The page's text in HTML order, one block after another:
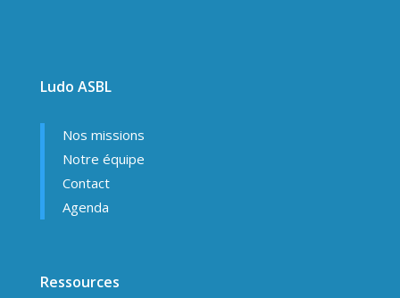
Ludo ASBL
Nos missions
Notre équipe
Contact
Agenda
Ressources